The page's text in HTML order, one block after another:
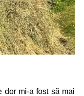
dor mi-a fost să mai